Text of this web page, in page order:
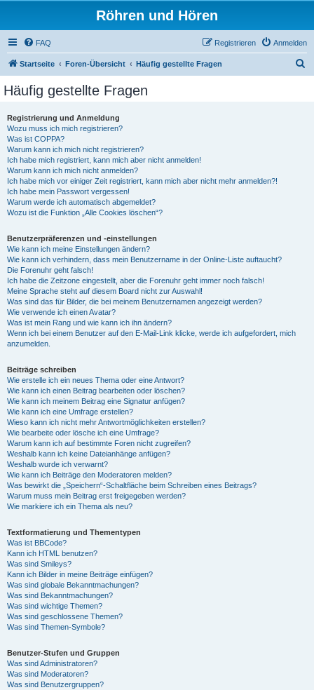
Röhren und Hören
FAQ Anmelden
Registrieren
Startseite Foren-Übersicht Häufig gestellte Fragen
Häufig gestellte Fragen
Registrierung und Anmeldung
Wozu muss ich mich registrieren?
Was ist COPPA?
Warum kann ich mich nicht registrieren?
Ich habe mich registriert, kann mich aber nicht anmelden!
Warum kann ich mich nicht anmelden?
Ich habe mich vor einiger Zeit registriert, kann mich aber nicht mehr anmelden?!
Ich habe mein Passwort vergessen!
Warum werde ich automatisch abgemeldet?
Wozu ist die Funktion „Alle Cookies löschen“?
Benutzerpräferenzen und -einstellungen
Wie kann ich meine Einstellungen ändern?
Wie kann ich verhindern, dass mein Benutzername in der Online-Liste auftaucht?
Die Forenuhr geht falsch!
Ich habe die Zeitzone eingestellt, aber die Forenuhr geht immer noch falsch!
Meine Sprache steht auf diesem Board nicht zur Auswahl!
Was sind das für Bilder, die bei meinem Benutzernamen angezeigt werden?
Wie verwende ich einen Avatar?
Was ist mein Rang und wie kann ich ihn ändern?
Wenn ich bei einem Benutzer auf den E-Mail-Link klicke, werde ich aufgefordert, mich
anzumelden.
Beiträge schreiben
Wie erstelle ich ein neues Thema oder eine Antwort?
Wie kann ich einen Beitrag bearbeiten oder löschen?
Wie kann ich meinem Beitrag eine Signatur anfügen?
Wie kann ich eine Umfrage erstellen?
Wieso kann ich nicht mehr Antwortmöglichkeiten erstellen?
Wie bearbeite oder lösche ich eine Umfrage?
Warum kann ich auf bestimmte Foren nicht zugreifen?
Weshalb kann ich keine Dateianhänge anfügen?
Weshalb wurde ich verwarnt?
Wie kann ich Beiträge den Moderatoren melden?
Was bewirkt die „Speichern“-Schaltfläche beim Schreiben eines Beitrags?
Warum muss mein Beitrag erst freigegeben werden?
Wie markiere ich ein Thema als neu?
Textformatierung und Thementypen
Was ist BBCode?
Kann ich HTML benutzen?
Was sind Smileys?
Kann ich Bilder in meine Beiträge einfügen?
Was sind globale Bekanntmachungen?
Was sind Bekanntmachungen?
Was sind wichtige Themen?
Was sind geschlossene Themen?
Was sind Themen-Symbole?
Benutzer-Stufen und Gruppen
Was sind Administratoren?
Was sind Moderatoren?
Was sind Benutzergruppen?